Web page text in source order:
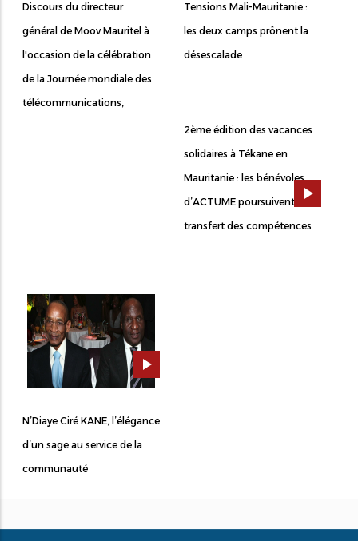
Discours du directeur
général de Moov Mauritel à
l'occasion de la célébration
de la Journée mondiale des
télécommunications,
Tensions Mali-Mauritanie :
les deux camps prônent la
désescalade
2ème édition des vacances
solidaires à Tékane en
Mauritanie : les bénévoles
d’ACTUME poursuivent le
transfert des compétences
N’Diaye Ciré KANE, l’élégance
d’un sage au service de la
communauté